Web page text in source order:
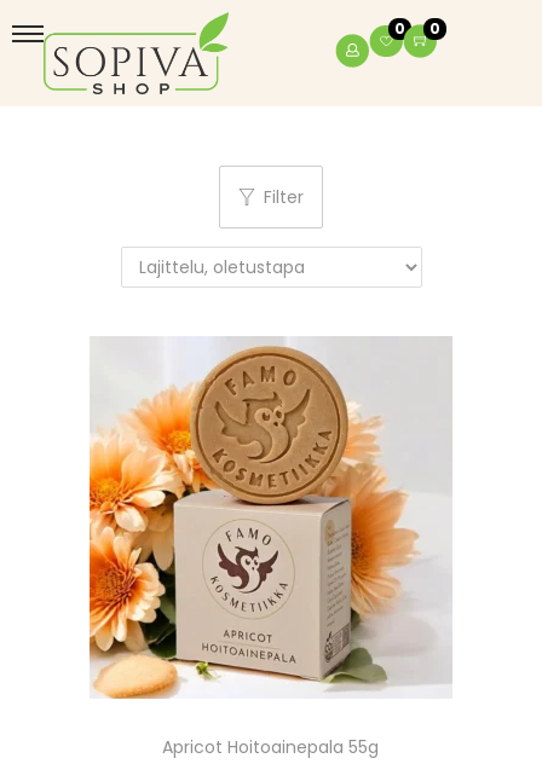
0 0
Filter
Apricot Hoitoainepala 55g